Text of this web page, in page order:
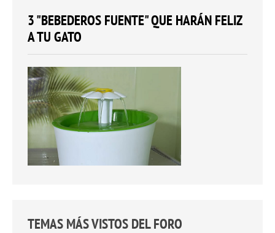
3 "BEBEDEROS FUENTE" QUE HARÁN FELIZ
A TU GATO
TEMAS MÁS VISTOS DEL FORO